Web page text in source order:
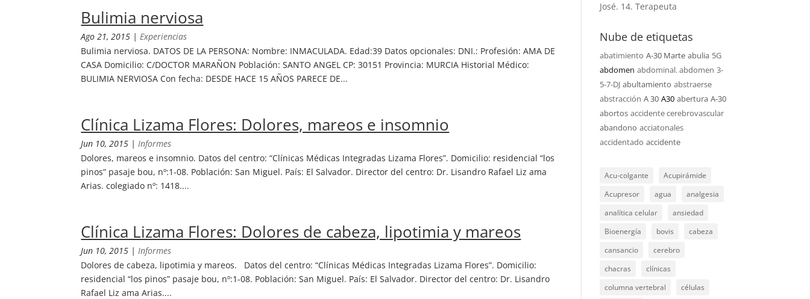
Bulimia nerviosa
Ago 21, 2015 |Experiencias
Bulimia nerviosa. DATOS DE LA PERSONA: Nombre: INMACULADA. Edad:39 Datos opcionales: DNI.: Profesión: AMA DE
CASA Domicilio: C/DOCTOR MARAÑON Población: SANTO ANGEL CP: 30151 Provincia: MURCIA Historial Médico:
BULIMIA NERVIOSA Con fecha: DESDE HACE 15 AÑOS PARECE DE...
Clínica Lizama Flores: Dolores, mareos e insomnio
Jun 10, 2015 |Informes
Dolores, mareos e insomnio. Datos del centro: “Clínicas Médicas Integradas Lizama Flores”. Domicilio: residencial “los
pinos” pasaje bou, nº:1-08. Población: San Miguel. País: El Salvador. Director del centro: Dr. Lisandro Rafael Liz ama
Arias. colegiado nº: 1418....
Clínica Lizama Flores: Dolores de cabeza, lipotimia y mareos
Jun 10, 2015 |Informes
Dolores de cabeza, lipotimia y mareos. Datos del centro: “Clínicas Médicas Integradas Lizama Flores”. Domicilio:
residencial “los pinos” pasaje bou, nº:1-08. Población: San Miguel. País: El Salvador. Director del centro: Dr. Lisandro
Rafael Liz ama Arias....
José. 14. Terapeuta
Nube de etiquetas
abatimiento A-30 Marte abulia 5G
abdomen abdominal. abdomen 3-
5-7-DJ abultamiento abstraerse
abstracción A 30 A30 abertura A-30
abortos accidente cerebrovascular
abandono acciatonales
accidentado accidente
Acu-colgante
Acupirámide
Acupresor
agua
analgesia
analítica celular
ansiedad
Bioenergía
bovis
cabeza
cansancio
cerebro
chacras
clínicas
columna vertebral
células